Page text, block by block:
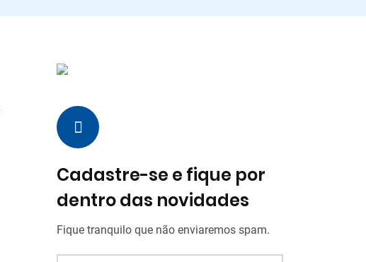
Cadastre-se e fique por
dentro das novidades
Fique tranquilo que não enviaremos spam.